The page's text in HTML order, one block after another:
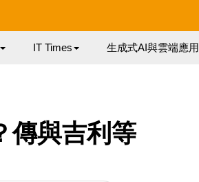
IT Times 生成式AI與雲端應用
傳與吉利等